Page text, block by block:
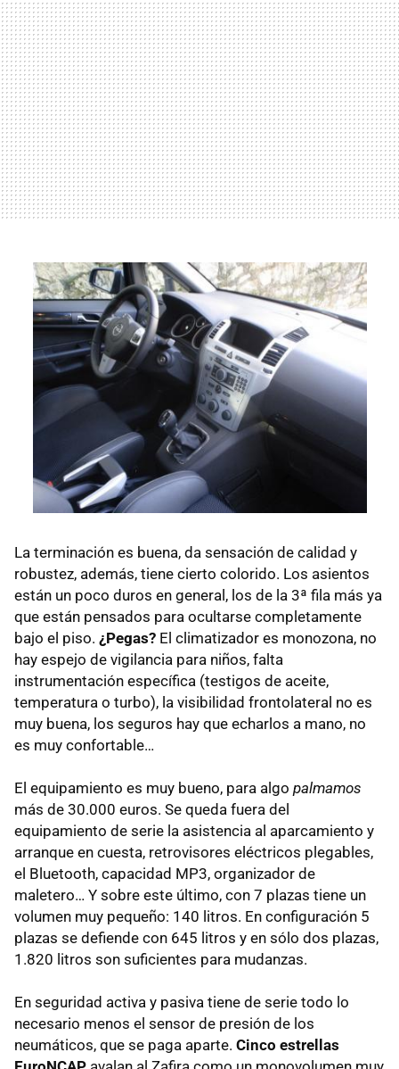
La terminación es buena, da sensación de calidad y
robustez, además, tiene cierto colorido. Los asientos
están un poco duros en general, los de la 3ª fila más ya
que están pensados para ocultarse completamente
bajo el piso. ¿Pegas? El climatizador es monozona, no
hay espejo de vigilancia para niños, falta
instrumentación específica (testigos de aceite,
temperatura o turbo), la visibilidad frontolateral no es
muy buena, los seguros hay que echarlos a mano, no
es muy confortable…
El equipamiento es muy bueno, para algo palmamos
más de 30.000 euros. Se queda fuera del
equipamiento de serie la asistencia al aparcamiento y
arranque en cuesta, retrovisores eléctricos plegables,
el Bluetooth, capacidad MP3, organizador de
maletero… Y sobre este último, con 7 plazas tiene un
volumen muy pequeño: 140 litros. En configuración 5
plazas se defiende con 645 litros y en sólo dos plazas,
1.820 litros son suficientes para mudanzas.
En seguridad activa y pasiva tiene de serie todo lo
necesario menos el sensor de presión de los
neumáticos, que se paga aparte. Cinco estrellas